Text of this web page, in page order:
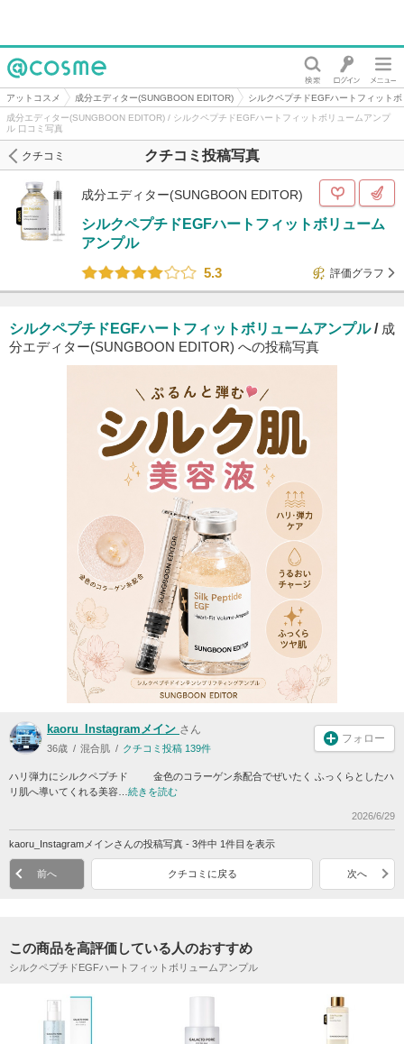
@cosme
アットコスメ 成分エディター(SUNGBOON EDITOR)
シルクペプチドEGFハートフィット
成分エディター(SUNGBOON EDITOR) / シルクペプチドEGFハートフィットボリュームアンプ
ル 口コミ写真
クチコミ投稿写真
クチコミ
成分エディター(SUNGBOON EDITOR)
シルクペプチドEGFハートフィットボリューム
アンプル
5.3
評価グラフ
シルクペプチドEGFハートフィットボリュームアンプル/ 成
分エディター(SUNGBOON EDITOR) への投稿写真
kaoru_Instagramメイン さん
36歳 混合肌 クチコミ投稿 139件
フォロー
ハリ弾力にシルクペプチド 金色のコラーゲン糸配合でぜいたく ふっくらとしたハ
リ肌へ導いてくれる美容… 続きを読む
2026/6/29
kaoru_Instagramメインさんの投稿写真 - 3件中 1件目を表示
前へ クチコミに戻る 次へ
この商品を高評価している人のおすすめ
シルクペプチドEGFハートフィットボリュームアンプル